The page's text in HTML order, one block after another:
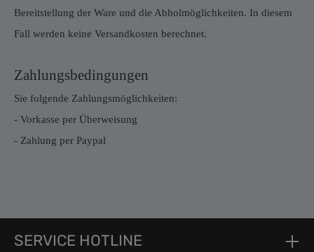
Bereitstellung der Ware und die Abholmöglichkeiten. In diesem
Fall werden keine Versandkosten berechnet.
Zahlungsbedingungen
Sie folgende Zahlungsmöglichkeiten:
- Vorkasse per Überweisung
- Zahlung per Paypal
SERVICE HOTLINE